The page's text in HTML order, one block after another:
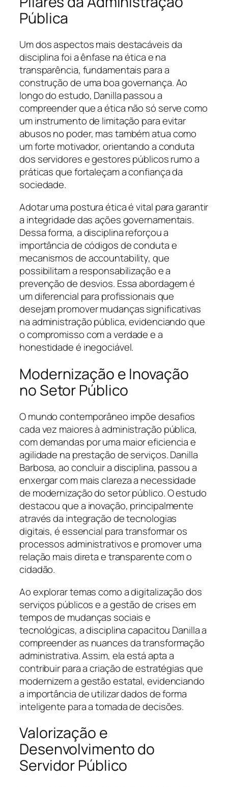
Pública
Um dos aspectos mais destacáveis da
disciplina foi a ênfase na ética e na
transparência, fundamentais para a
construção de uma boa governança. Ao
longo do estudo, Danilla passou a
compreender que a ética não só serve como
um instrumento de limitação para evitar
abusos no poder, mas também atua como
um forte motivador, orientando a conduta
dos servidores e gestores públicos rumo a
práticas que fortaleçam a confiança da
sociedade.
Adotar uma postura ética é vital para garantir
a integridade das ações governamentais.
Dessa forma, a disciplina reforçou a
importância de códigos de conduta e
mecanismos de accountability, que
possibilitam a responsabilização e a
prevenção de desvios. Essa abordagem é
um diferencial para profissionais que
desejam promover mudanças significativas
na administração pública, evidenciando que
o compromisso com a verdade e a
honestidade é inegociável.
Modernização e Inovação
no Setor Público
O mundo contemporâneo impõe desafios
cada vez maiores à administração pública,
com demandas por uma maior eficiencia e
agilidade na prestação de serviços. Danilla
Barbosa, ao concluir a disciplina, passou a
enxergar com mais clareza a necessidade
de modernização do setor público. O estudo
destacou que a inovação, principalmente
através da integração de tecnologias
digitais, é essencial para transformar os
processos administrativos e promover uma
relação mais direta e transparente com o
cidadão.
Ao explorar temas como a digitalização dos
serviços públicos e a gestão de crises em
tempos de mudanças sociais e
tecnológicas, a disciplina capacitou Danilla a
compreender as nuances da transformação
administrativa. Assim, ela está apta a
contribuir para a criação de estratégias que
modernizem a gestão estatal, evidenciando
a importância de utilizar dados de forma
inteligente para a tomada de decisões.
Valorização e
Desenvolvimento do
Servidor Público